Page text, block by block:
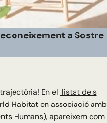
a Sostre
En el llistat dels
Habitat en associació amb
Humans), apareixem com